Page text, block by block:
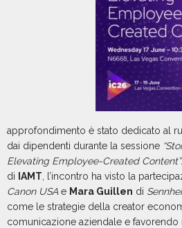
approfondimento è stato dedicato al
dai dipendenti durante la sessione
Elevating Employee-Created Content”
di IAMT , l’incontro ha visto la
Canon USA e Mara Guillen di
come le strategie della creator
comunicazione aziendale e